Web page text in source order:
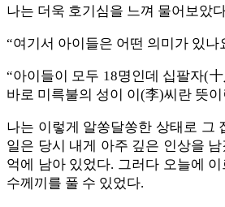
나는 더욱 호기심을 느껴 물어보았
“여기서 아이들은 어떤 의미가 있나
“아이들이 모두 18명인데 십팔자(
바로 미륵불의 성이 이(李)씨란 뜻이
나는 이렇게 알쏭달쏭한 상태로 그
일은 당시 내게 아주 깊은 인상을 남
억에 남아 있었다. 그러다 오늘에
수께끼를 풀 수 있었다.